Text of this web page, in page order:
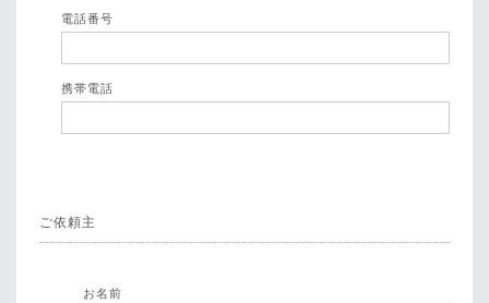
電話番号
携帯電話
ご依頼主
お名前